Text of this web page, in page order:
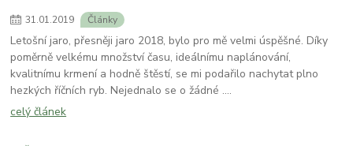
31.01.2019 Články
Letošní jaro, přesněji jaro 2018, bylo pro mě velmi úspěšné. Díky
poměrně velkému množství času, ideálnímu naplánování,
kvalitnímu krmení a hodně štěstí, se mi podařilo nachytat plno
hezkých říčních ryb. Nejednalo se o žádné ....
celý článek